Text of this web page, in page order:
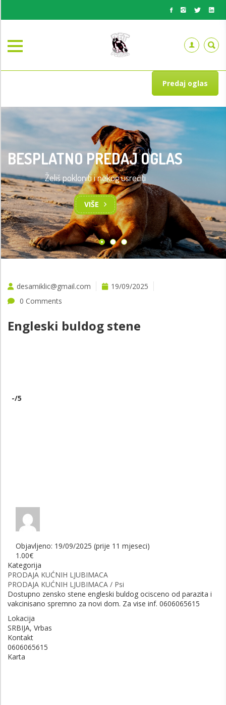
Predaj oglas
BESPLATNO PREDAJ OGLAS
Želiš pokloniti i nekog usrećiti
VIŠE
desamiklic@gmail.com
19/09/2025
0 Comments
Engleski buldog stene
-/5
Objavljeno: 19/09/2025 (prije 11 mjeseci)
1.00€
Kategorija
PRODAJA KUĆNIH LJUBIMACA
PRODAJA KUĆNIH LJUBIMACA / Psi
Dostupno zensko stene engleski buldog ocisceno od parazita i
vakcinisano spremno za novi dom. Za vise inf. 0606065615
Lokacija
SRBIJA, Vrbas
Kontakt
0606065615
Karta